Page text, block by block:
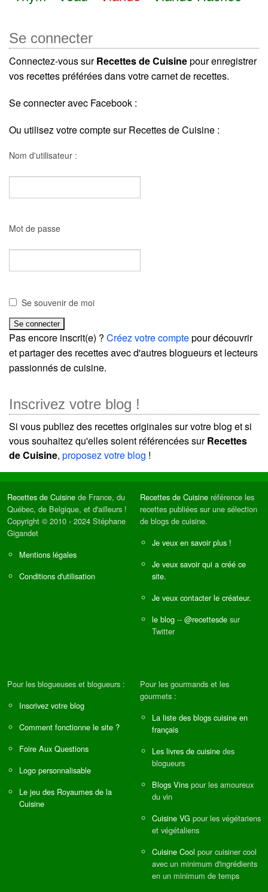
Se connecter
Connectez-vous surRecettes de Cuisinepour enregistrer
vos recettes préférées dans votre carnet de recettes.
Se connecter avec Facebook :
Ou utilisez votre compte sur Recettes de Cuisine :
Nom d'utilisateur :
Mot de passe
Se souvenir de moi
Pas encore inscrit(e) ? Créez votre comptepour découvrir
et partager des recettes avec d'autres blogueurs et lecteurs
passionnés de cuisine.
Inscrivez votre blog !
Si vous publiez des recettes originales sur votre blog et si
vous souhaitez qu'elles soient référencées surRecettes
de Cuisine, proposez votre blog !
Recettes de Cuisine de France, du
Québec, de Belgique, et d'ailleurs !
Copyright © 2010 - 2024 Stéphane
Gigandet
Mentions légales
Conditions d'utilisation
Recettes de Cuisine référence les
recettes publiées sur une sélection
de blogs de cuisine.
Je veux en savoir plus !
Je veux savoir qui a créé ce
site.
Je veux contacter le créateur.
le blog -- @recettesde sur
Twitter
Pour les blogueuses et blogueurs :
Inscrivez votre blog
Comment fonctionne le site ?
Foire Aux Questions
Logo personnalisable
Le jeu des Royaumes de la
Cuisine
Pour les gourmands et les
gourmets :
La liste des blogs cuisine en
français
Les livres de cuisine des
blogueurs
Blogs Vins pour les amoureux
du vin
Cuisine VG pour les végétariens
et végétaliens
Cuisine Cool pour cuisiner cool
avec un minimum d'ingrédients
en un minimum de temps